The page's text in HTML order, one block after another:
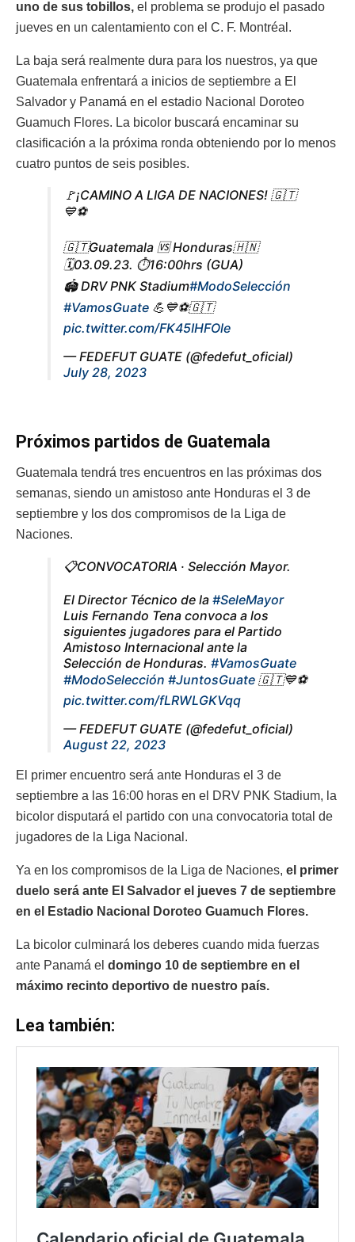
uno de sus tobillos, el problema se produjo el pasado
jueves en un calentamiento con el C. F. Montréal.
La baja será realmente dura para los nuestros, ya que
Guatemala enfrentará a inicios de septiembre a El
Salvador y Panamá en el estadio Nacional Doroteo
Guamuch Flores. La bicolor buscará encaminar su
clasificación a la próxima ronda obteniendo por lo menos
cuatro puntos de seis posibles.
🚩¡CAMINO A LIGA DE NACIONES! 🇬🇹
💙⚽️
🇬🇹Guatemala 🆚 Honduras🇭🇳
🗓03.09.23. ⏱️16:00hrs (GUA)
🏟 DRV PNK Stadium#ModoSelección
#VamosGuate 💪💙⚽️🇬🇹
pic.twitter.com/FK45IHFOle
— FEDEFUT GUATE (@fedefut_oficial)
July 28, 2023
Próximos partidos de Guatemala
Guatemala tendrá tres encuentros en las próximas dos
semanas, siendo un amistoso ante Honduras el 3 de
septiembre y los dos compromisos de la Liga de
Naciones.
📋CONVOCATORIA · Selección Mayor.
El Director Técnico de la #SeleMayor
Luis Fernando Tena convoca a los
siguientes jugadores para el Partido
Amistoso Internacional ante la
Selección de Honduras. #VamosGuate
#ModoSelección #JuntosGuate 🇬🇹💙⚽️
pic.twitter.com/fLRWLGKVqq
— FEDEFUT GUATE (@fedefut_oficial)
August 22, 2023
El primer encuentro será ante Honduras el 3 de
septiembre a las 16:00 horas en el DRV PNK Stadium, la
bicolor disputará el partido con una convocatoria total de
jugadores de la Liga Nacional.
Ya en los compromisos de la Liga de Naciones, el primer
duelo será ante El Salvador el jueves 7 de septiembre
en el Estadio Nacional Doroteo Guamuch Flores.
La bicolor culminará los deberes cuando mida fuerzas
ante Panamá el domingo 10 de septiembre en el
máximo recinto deportivo de nuestro país.
Lea también: